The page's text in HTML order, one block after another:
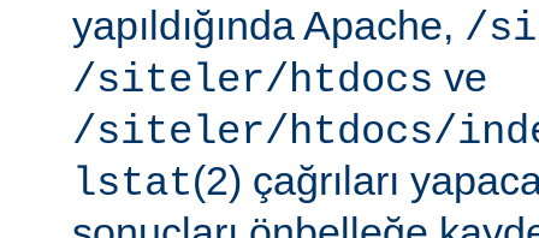
yapıldığında Apache, /
/siteler/htdocs ve
/siteler/htdocs/
lstat(2) çağrıları